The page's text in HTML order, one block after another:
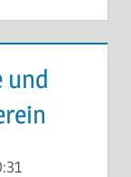
und